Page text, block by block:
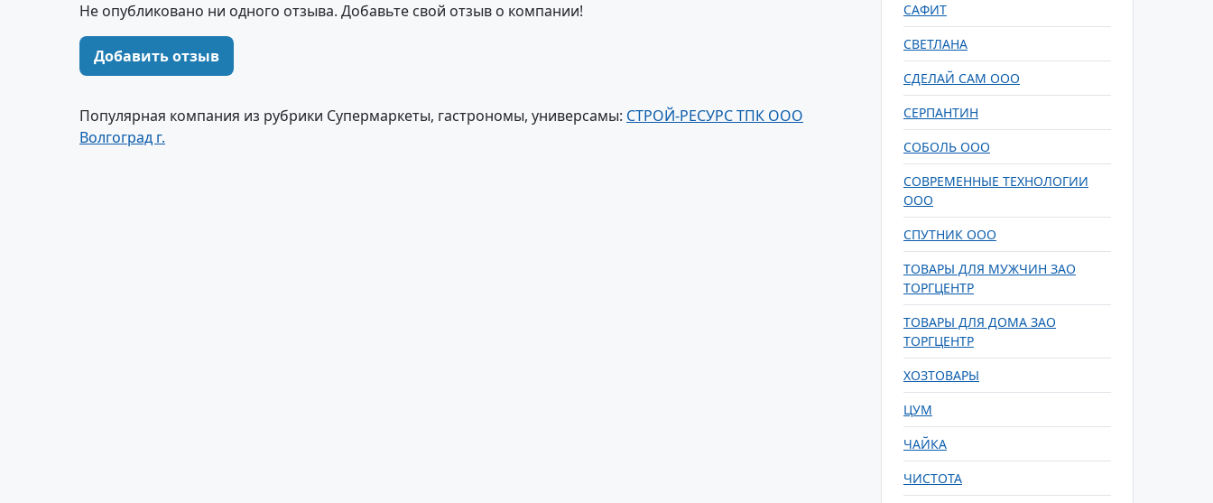
Не опубликовано ни одного отзыва. Добавьте свой отзыв о компании!
Добавить отзыв
Популярная компания из рубрики Супермаркеты, гастрономы, универсамы: СТРОЙ-РЕСУРС ТПК ООО
Волгоград г.
САФИТ
СВЕТЛАНА
СДЕЛАЙ САМ ООО
СЕРПАНТИН
СОБОЛЬ ООО
СОВРЕМЕННЫЕ ТЕХНОЛОГИИ
ООО
СПУТНИК ООО
ТОВАРЫ ДЛЯ МУЖЧИН ЗАО
ТОРГЦЕНТР
ТОВАРЫ ДЛЯ ДОМА ЗАО
ТОРГЦЕНТР
ХОЗТОВАРЫ
ЦУМ
ЧАЙКА
ЧИСТОТА